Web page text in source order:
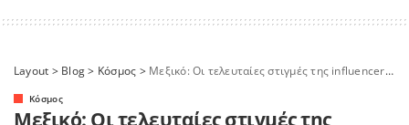
Layout > Blog> Κόσμος > Μεξικό: Οι τελευταίες στιγμές της influencer πριν δολοφονηθεί σε live μετάδοση – «Είσαι η Βαλέρια»
Κόσμος
Μεξικό: Οι τελευταίες στιγμές της